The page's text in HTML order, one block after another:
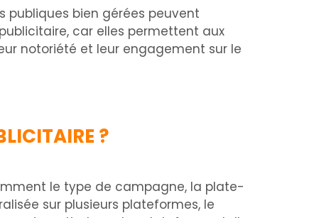
publiques bien gérées peuvent
car elles permettent aux
notoriété et leur engagement sur le
?
le type de campagne, la plate-
sur plusieurs plateformes, le